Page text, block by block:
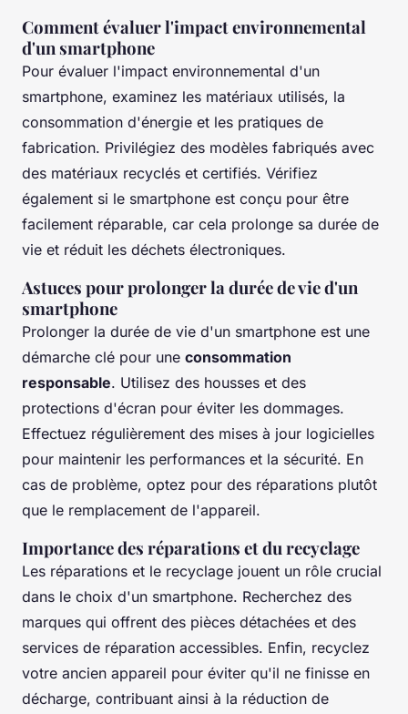
Comment évaluer l'impact environnemental
d'un smartphone
Pour évaluer l'impact environnemental d'un
smartphone, examinez les matériaux utilisés, la
consommation d'énergie et les pratiques de
fabrication. Privilégiez des modèles fabriqués avec
des matériaux recyclés et certifiés. Vérifiez
également si le smartphone est conçu pour être
facilement réparable, car cela prolonge sa durée de
vie et réduit les déchets électroniques.
Astuces pour prolonger la durée de vie d'un
smartphone
Prolonger la durée de vie d'un smartphone est une
démarche clé pour une consommation
responsable. Utilisez des housses et des
protections d'écran pour éviter les dommages.
Effectuez régulièrement des mises à jour logicielles
pour maintenir les performances et la sécurité. En
cas de problème, optez pour des réparations plutôt
que le remplacement de l'appareil.
Importance des réparations et du recyclage
Les réparations et le recyclage jouent un rôle crucial
dans le choix d'un smartphone. Recherchez des
marques qui offrent des pièces détachées et des
services de réparation accessibles. Enfin, recyclez
votre ancien appareil pour éviter qu'il ne finisse en
décharge, contribuant ainsi à la réduction de